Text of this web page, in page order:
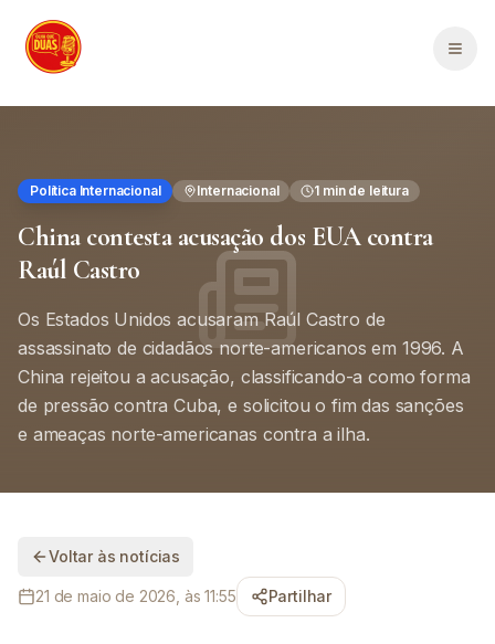
Política Internacional Internacional 1 min de leitura
China contesta acusação dos EUA contra
Raúl Castro
Os Estados Unidos acusaram Raúl Castro de
assassinato de cidadãos norte-americanos em 1996. A
China rejeitou a acusação, classificando-a como forma
de pressão contra Cuba, e solicitou o fim das sanções
e ameaças norte-americanas contra a ilha.
Voltar às notícias
21 de maio de 2026, às 11:55 Partilhar